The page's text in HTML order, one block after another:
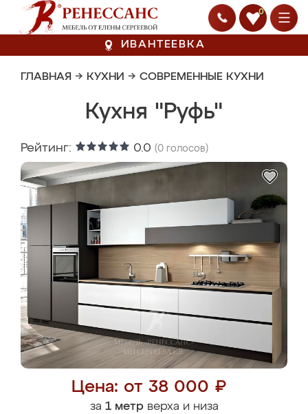
0
ИВАНТЕЕВКА
ГЛАВНАЯ → КУХНИ → СОВРЕМЕННЫЕ КУХНИ
Кухня "Руфь"
Рейтинг: 0.0 (0 голосов)
Цена: от 38 000 ₽
за 1 метрверха и низа